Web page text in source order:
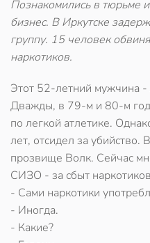
Познакомились в тюрьме
бизнес. В Иркутске
группу. 15 человек
наркотиков.
Этот 52-летний мужчина -
Дважды, в 79-м и 80-м
по легкой атлетике.
лет, отсидел за убийство.
прозвище Волк. Сейчас
СИЗО - за сбыт
- Сами наркотики
- Иногда.
- Какие?